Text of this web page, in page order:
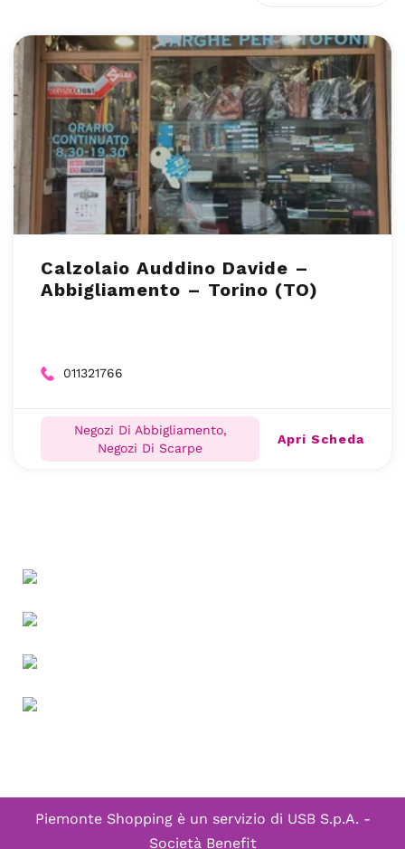
Calzolaio Auddino Davide –
Abbigliamento – Torino (TO)
011321766
Negozi Di Abbigliamento,
Negozi Di Scarpe
Apri Scheda
Piemonte Shopping è un servizio di USB S.p.A. -
Società Benefit